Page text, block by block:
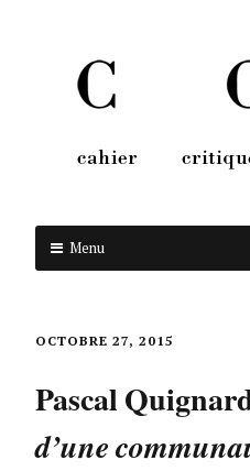
Menu
OCTOBRE 27, 2015
Pascal
d’une